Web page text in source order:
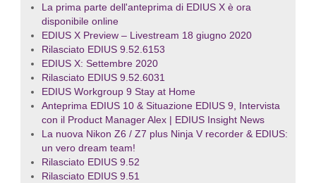
La prima parte dell'anteprima di EDIUS X è ora
disponibile online
EDIUS X Preview – Livestream 18 giugno 2020
Rilasciato EDIUS 9.52.6153
EDIUS X: Settembre 2020
Rilasciato EDIUS 9.52.6031
EDIUS Workgroup 9 Stay at Home
Anteprima EDIUS 10 & Situazione EDIUS 9, Intervista
con il Product Manager Alex | EDIUS Insight News
La nuova Nikon Z6 / Z7 plus Ninja V recorder & EDIUS:
un vero dream team!
Rilasciato EDIUS 9.52
Rilasciato EDIUS 9.51